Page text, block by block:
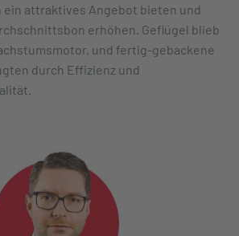
ein attraktives Angebot bieten und
erhöhen. Geflügel blieb
und fertig-gebackene
durch Effizienz und